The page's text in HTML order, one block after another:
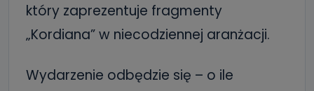
który zaprezentuje fragmenty
„Kordiana” w niecodziennej aranżacji.
Wydarzenie odbędzie się – o ile